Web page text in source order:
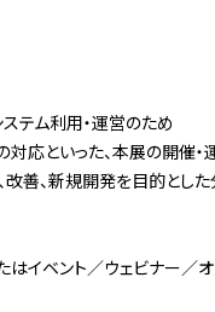
ステム利用・運営のため
応といった、本展の開催・
善、新規開発を目的とし
はイベント／ウェビナー／